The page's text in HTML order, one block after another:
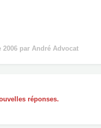
2006 par André Advocat
réponses.